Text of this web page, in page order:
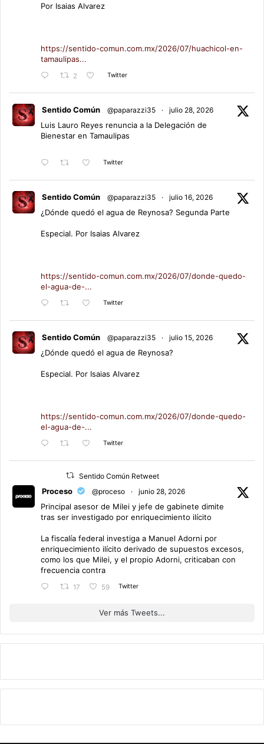
Por Isaias Alvarez
https://sentido-comun.com.mx/2026/07/huachicol-en-
tamaulipas...
2 Twitter
Sentido Común @paparazzi35 · julio 28, 2026
Luis Lauro Reyes renuncia a la Delegación de
Bienestar en Tamaulipas
Twitter
Sentido Común @paparazzi35 · julio 16, 2026
¿Dónde quedó el agua de Reynosa? Segunda Parte
Especial. Por Isaias Alvarez
https://sentido-comun.com.mx/2026/07/donde-quedo-
el-agua-de-...
Twitter
Sentido Común @paparazzi35 · julio 15, 2026
¿Dónde quedó el agua de Reynosa?
Especial. Por Isaias Alvarez
https://sentido-comun.com.mx/2026/07/donde-quedo-
el-agua-de-...
Twitter
Sentido Común Retweet
Proceso @proceso · junio 28, 2026
Principal asesor de Milei y jefe de gabinete dimite
tras ser investigado por enriquecimiento ilícito
La fiscalía federal investiga a Manuel Adorni por
enriquecimiento ilícito derivado de supuestos excesos,
como los que Milei, y el propio Adorni, criticaban con
frecuencia contra
17 59 Twitter
Ver más Tweets...